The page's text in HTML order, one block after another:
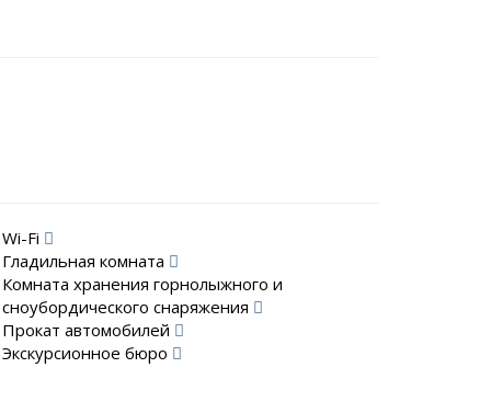
Wi-Fi
Гладильная комната
Комната хранения горнолыжного и
сноубордического снаряжения
Прокат автомобилей
Экскурсионное бюро